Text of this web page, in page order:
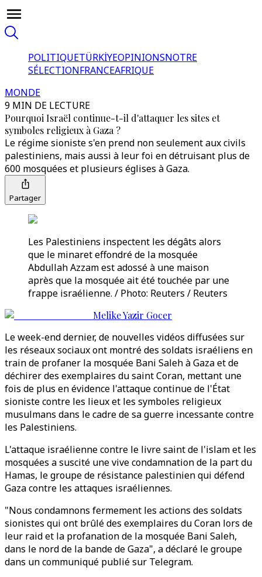
POLITIQUETÜRKİYEOPINIONSNOTRE
SÉLECTIONFRANCEAFRIQUE
MONDE
9 MIN DE LECTURE
Pourquoi Israël continue-t-il d'attaquer les sites et
symboles religieux à Gaza ?
Le régime sioniste s'en prend non seulement aux civils
palestiniens, mais aussi à leur foi en détruisant plus de
600 mosquées et plusieurs églises à Gaza.
Partager
Les Palestiniens inspectent les dégâts alors
que le minaret effondré de la mosquée
Abdullah Azzam est adossé à une maison
après que la mosquée ait été touchée par une
frappe israélienne. / Photo: Reuters / Reuters
Melike Yazir Gocer
Le week-end dernier, de nouvelles vidéos diffusées sur
les réseaux sociaux ont montré des soldats israéliens en
train de profaner la mosquée Bani Saleh à Gaza et de
déchirer des exemplaires du saint Coran, mettant une
fois de plus en évidence l'attaque continue de l'État
sioniste contre les lieux et les symboles religieux
musulmans dans le cadre de sa guerre incessante contre
les Palestiniens.
L'attaque israélienne contre le livre saint de l'islam et les
mosquées a suscité une vive condamnation de la part du
Hamas, le groupe de résistance palestinien qui défend
Gaza contre les attaques israéliennes.
"Nous condamnons fermement les actions des soldats
sionistes qui ont brûlé des exemplaires du Coran lors de
leur raid et la profanation de la mosquée Bani Saleh,
dans le nord de la bande de Gaza", a déclaré le groupe
dans un communiqué publié sur Telegram.